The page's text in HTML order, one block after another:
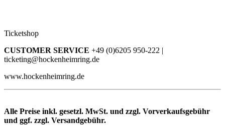
Ticketshop
CUSTOMER SERVICE +49 (0)6205 950-222 |
ticketing@hockenheimring.de
www.hockenheimring.de
Alle Preise inkl. gesetzl. MwSt. und zzgl. Vorverkaufsgebühr
und ggf. zzgl. Versandgebühr.